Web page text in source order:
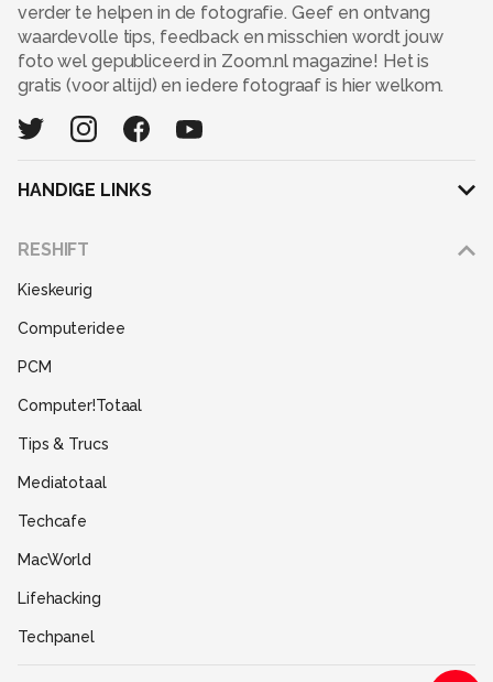
verder te helpen in de fotografie. Geef en ontvang
waardevolle tips, feedback en misschien wordt jouw
foto wel gepubliceerd in Zoom.nl magazine! Het is
gratis (voor altijd) en iedere fotograaf is hier welkom.
HANDIGE LINKS
RESHIFT
Kieskeurig
Computeridee
PCM
Computer!Totaal
Tips & Trucs
Mediatotaal
Techcafe
MacWorld
Lifehacking
Techpanel